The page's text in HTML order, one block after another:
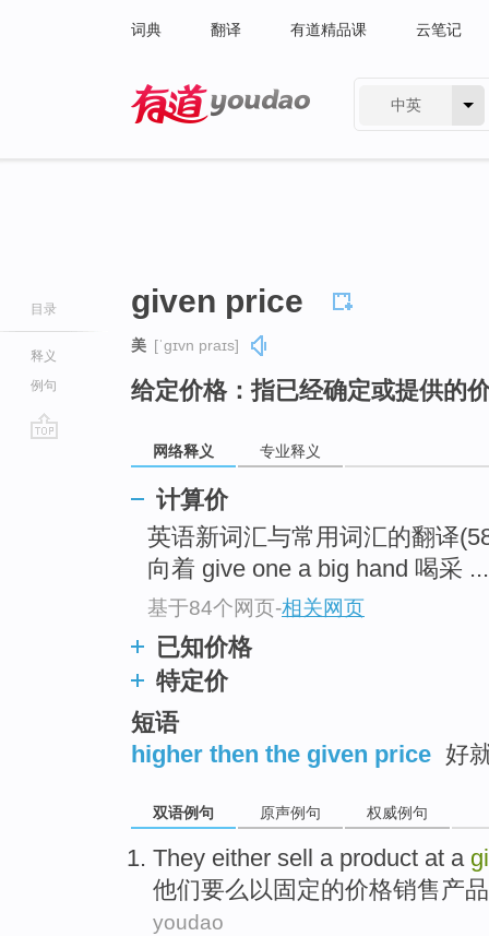
词典 翻译 有道精品课 云笔记
中英
目录
释义
例句
given price
美 [ˈɡɪvn praɪs]
给定价格：指已经确定或提供的
网络释义 专业释义
计算价
英语新词汇与常用词汇的翻译
向着 give one a big hand 喝采 ...
基于84个网页-相关网页
已知价格
特定价
短语
higher then the given price 好
双语例句 原声例句 权威例句
They either sell a product at a
他们要么以固定的价格销售产品
youdao